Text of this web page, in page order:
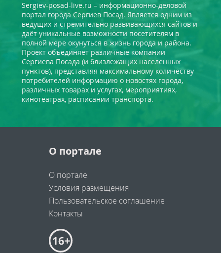
Sergiev-posad-live.ru – информационно-деловой
портал города Сергиев Посад. Является одним из
ведущих и стремительно развивающихся сайтов и
даёт уникальные возможности посетителям в
полной мере окунуться в жизнь города и района.
Проект объединяет различные компании
Сергиева Посада (и близлежащих населенных
пунктов), представляя максимальному количеству
потребителей информацию о новостях города,
различных товарах и услугах, мероприятиях,
кинотеатрах, расписании транспорта.
О портале
О портале
Условия размещения
Пользовательское соглашение
Контакты